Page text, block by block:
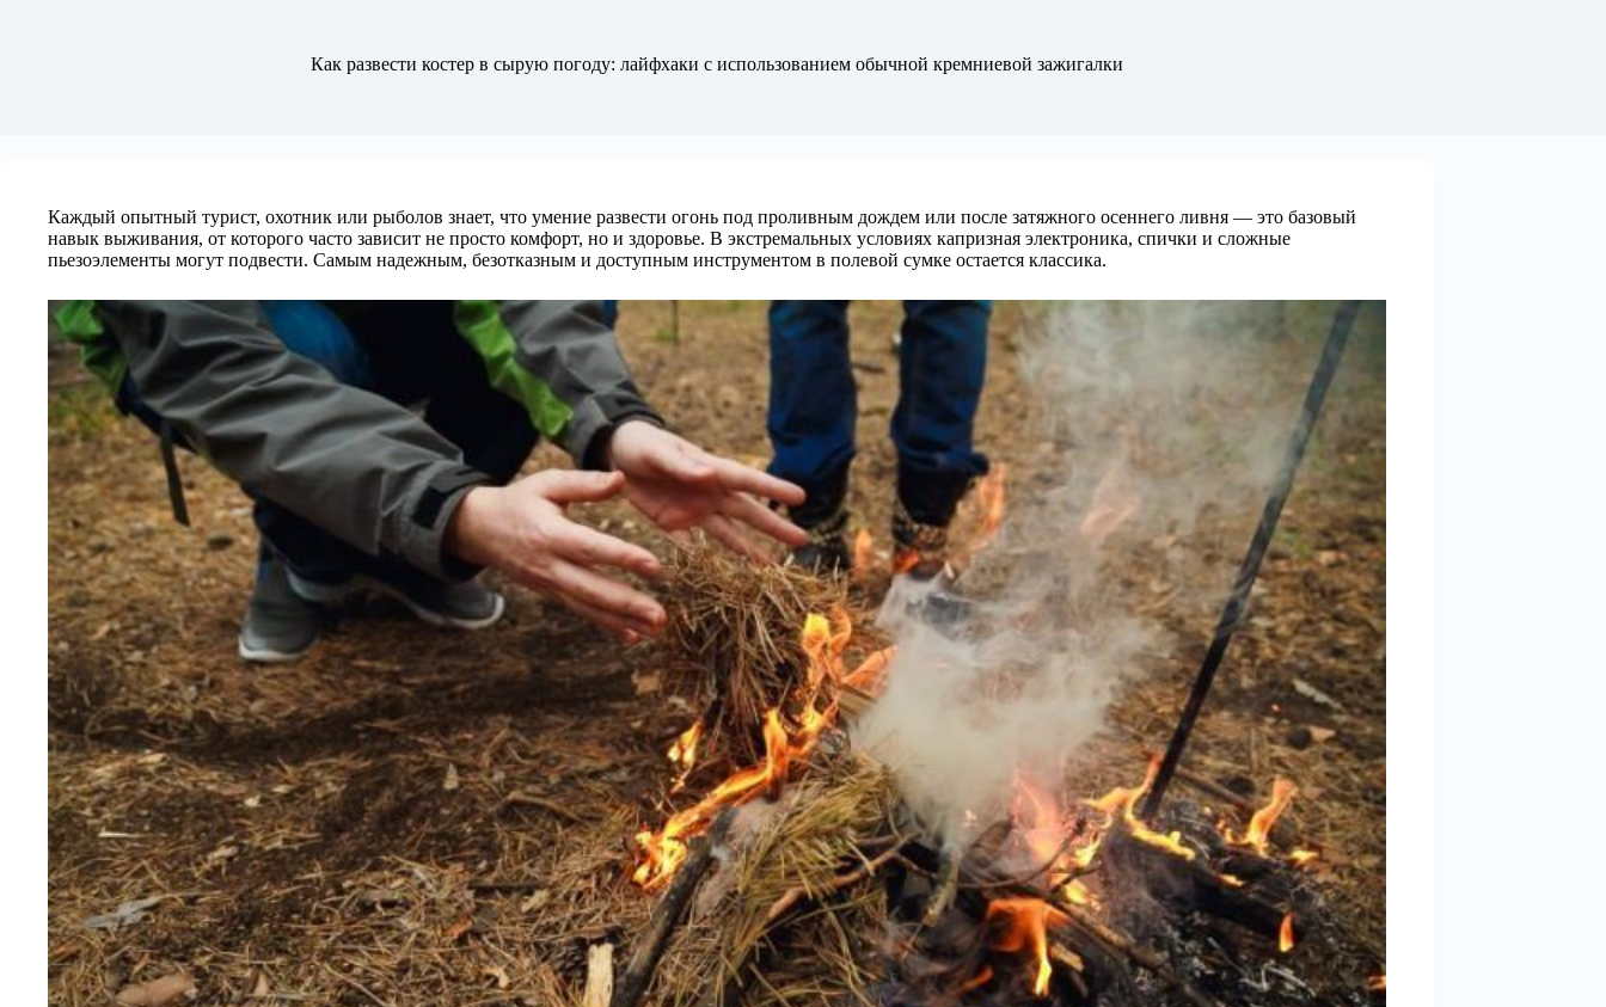
Как развести костер в сырую погоду: лайфхаки с использованием обычной кремниевой зажигалки
Каждый опытный турист, охотник или рыболов знает, что умение развести огонь под проливным дождем или после затяжного осеннего ливня — это базовый
навык выживания, от которого часто зависит не просто комфорт, но и здоровье. В экстремальных условиях капризная электроника, спички и сложные
пьезоэлементы могут подвести. Самым надежным, безотказным и доступным инструментом в полевой сумке остается классика.